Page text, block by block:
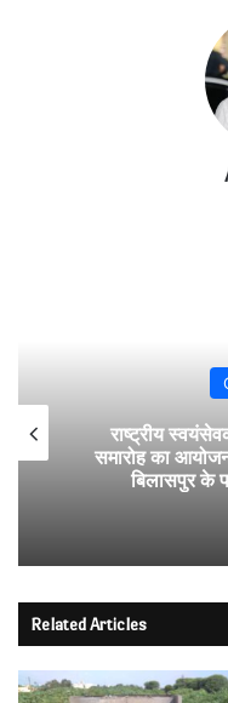
राष्ट्रीय
समारोह का
बिलासपुर के
Related Articles